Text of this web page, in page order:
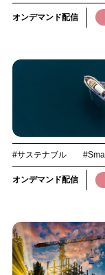
オンデマンド配信
#サステナブル
オンデマンド配信